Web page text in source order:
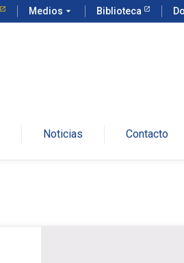
Medios arrow_drop_down Biblioteca
Noticias Contacto